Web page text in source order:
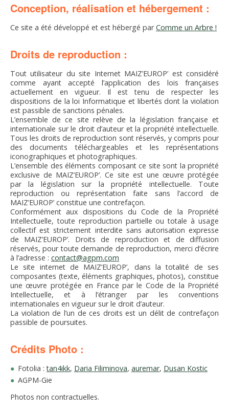
EMPLOI
Conception, réalisation et hébergement :
Ce site a été développé et est hébergé parComme un Arbre !
Droits de reproduction :
Tout utilisateur du site Internet MAIZ’EUROP’ est considéré
comme ayant accepté l’application des lois françaises
actuellement en vigueur. Il est tenu de respecter les
dispositions de la loi Informatique et libertés dont la violation
est passible de sanctions pénales.
L’ensemble de ce site relève de la législation française et
internationale sur le droit d’auteur et la propriété intellectuelle.
Tous les droits de reproduction sont réservés, y compris pour
des documents téléchargeables et les représentations
iconographiques et photographiques.
L’ensemble des éléments composant ce site sont la propriété
exclusive de MAIZ’EUROP’. Ce site est une œuvre protégée
par la législation sur la propriété intellectuelle. Toute
reproduction ou représentation faite sans l’accord de
MAIZ’EUROP’ constitue une contrefaçon.
Conformément aux dispositions du Code de la Propriété
Intellectuelle, toute reproduction partielle ou totale à usage
collectif est strictement interdite sans autorisation expresse
de MAIZ’EUROP’. Droits de reproduction et de diffusion
réservés, pour toute demande de reproduction, merci d’écrire
à l’adresse : contact@agpm.com
Le site internet de MAIZ’EUROP’, dans la totalité de ses
composantes (texte, éléments graphiques, photos), constitue
une œuvre protégée en France par le Code de la Propriété
Intellectuelle, et à l’étranger par les conventions
internationales en vigueur sur le droit d’auteur.
La violation de l’un de ces droits est un délit de contrefaçon
passible de poursuites.
Crédits Photo :
Fotolia :tan4ikk, Daria Filiminova, auremar, Dusan Kostic
AGPM-Gie
Photos non contractuelles.